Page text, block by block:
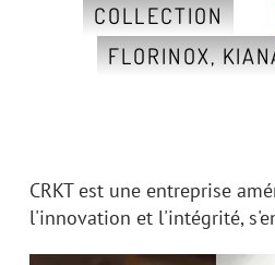
COLLECTION
FLORINOX,
CRKT est une entreprise
l'innovation et l'intégrité,